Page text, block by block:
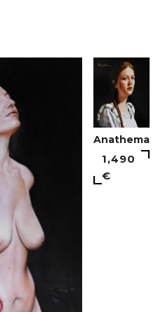
Anathema
1,490
€